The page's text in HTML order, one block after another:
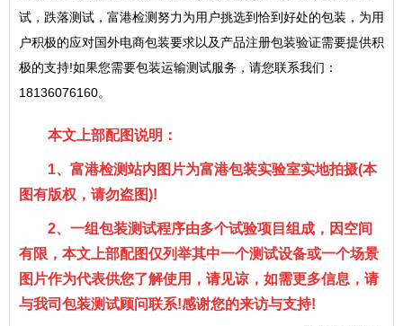
试，跌落测试，富港检测努力为用户挑选到恰到好处的包装，为用
户积极的应对国外电商包装要求以及产品注册包装验证需要提供积
极的支持!如果您需要包装运输测试服务，请您联系我们：
18136076160。
本文上部配图说明：
1、富港检测站内图片为富港包装实验室实地拍摄(本
图有版权，请勿盗图)!
2、一组包装测试程序由多个试验项目组成，因空间
有限，本文上部配图仅列举其中一个测试设备或一个场景
图片作为代表供您了解使用，请见谅，如需更多信息，请
与我司包装测试顾问联系!感谢您的来访与支持!